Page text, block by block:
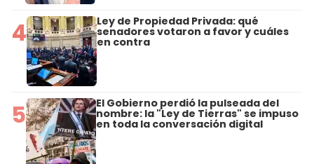
4 Ley de Propiedad Privada: qué
senadores votaron a favor y cuáles
en contra
5 El Gobierno perdió la pulseada del
nombre: la "Ley de Tierras" se impuso
en toda la conversación digital